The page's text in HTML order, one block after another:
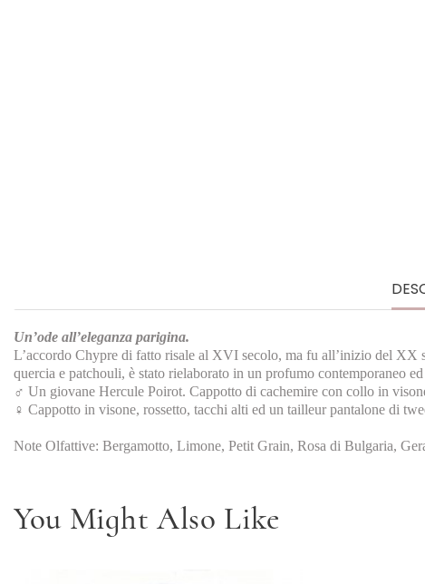
Un’ode all’eleganza parigina.
L’accordo Chypre di fatto risale al XVI secolo, ma fu all’inizio del XX
quercia e patchouli, è stato rielaborato in un profumo contemporaneo
♂ Un giovane Hercule Poirot. Cappotto di cachemire con collo in
♀ Cappotto in visone, rossetto, tacchi alti ed un tailleur pantalone di
Note Olfattive: Bergamotto, Limone, Petit Grain, Rosa di Bulgaria,
You Might Also Like